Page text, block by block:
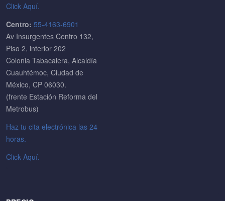
Click Aquí.
Centro: 55-4163-6901
Av Insurgentes Centro 132,
Piso 2, interior 202
Colonia Tabacalera, Alcaldía
Cuauhtémoc, Ciudad de
México, CP 06030.
(frente Estación Reforma del
Metrobus)
Haz tu cita electrónica las 24
horas.
Click Aquí.